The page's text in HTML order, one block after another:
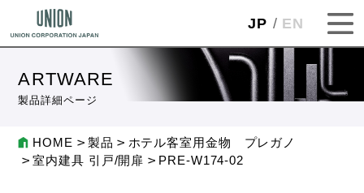
JP EN
ARTWARE
製品詳細ページ
HOME 製品
ホテル客室用金物 プレガノ
室内建具 引戸/開扉
PRE-W174-02